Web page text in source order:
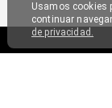
Usamos cookies
continuar
de privacidad.